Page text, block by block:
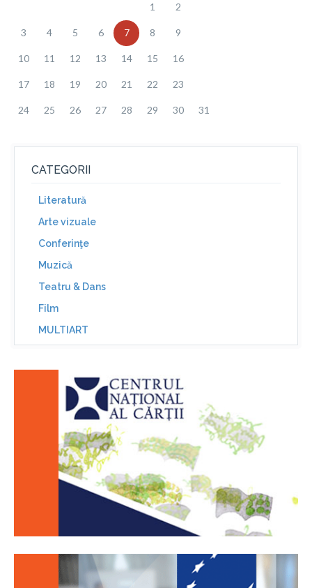
1 2
3 4 5 6 7 8 9
10 11 12 13 14 15 16
17 18 19 20 21 22 23
24 25 26 27 28 29 30 31
CATEGORII
Literatură
Arte vizuale
Conferinţe
Muzică
Teatru & Dans
Film
MULTIART